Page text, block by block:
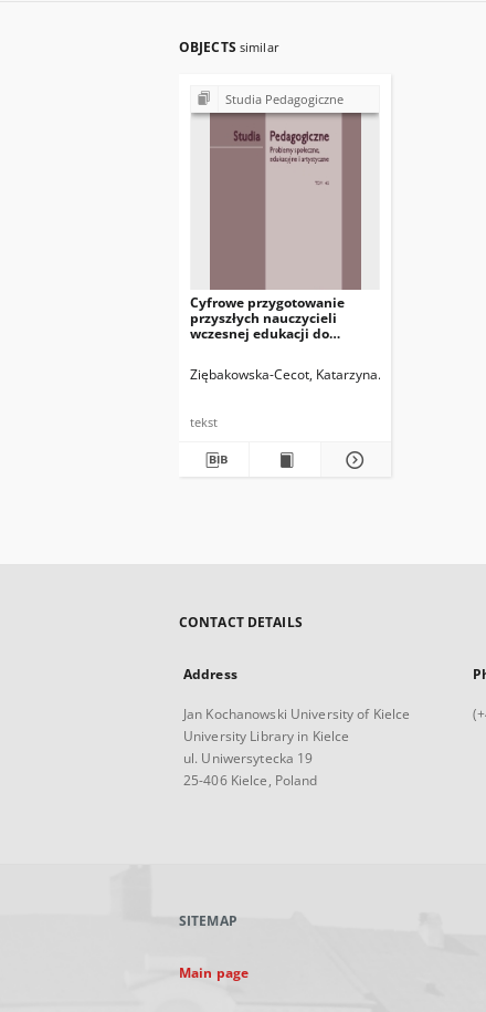
OBJECTS similar
Studia Pedagogiczne
Cyfrowe przygotowanie
przyszłych nauczycieli
wczesnej edukacji do
Ziębakowska-Cecot, Katarzyna
tekst
CONTACT DETAILS
Address
Jan Kochanowski University of Kielce
University Library in Kielce
ul. Uniwersytecka 19
25-406 Kielce, Poland
SITEMAP
Main page